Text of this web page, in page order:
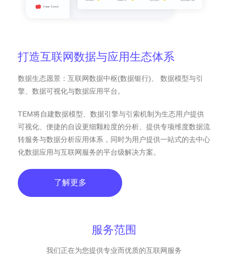
打造互联网数据与应用生态体系
数据生态愿景：互联网数据中枢(数据银行)、 数据模型与引
擎、数据可视化与数据应用平台。
TEM将自建数据模型、数据引擎与引索机制为生态用户提供
可视化、便捷的自设更细颗粒度的分析、提供专项维度数据流
转服务与数据分析应用体系，同时为用户提供一站式的去中心
化数据应用与互联网服务的平台级解决方案。
了解更多
服务范围
我们正在为您提供专业而优质的互联网服务